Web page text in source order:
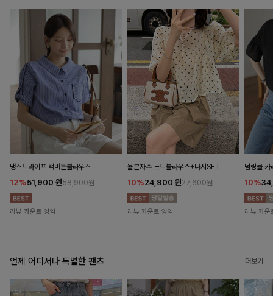
댕스트라이프 백버튼블라우스
12%51,900 원58,900원
리뷰 카운트 영역
율븐자수 도트블라우스+나시SET
10%24,900 원27,600원
리뷰 카운트 영역
덤링클 카
10%
리뷰 카운
언제 어디서나 특별한 팬츠 더보기